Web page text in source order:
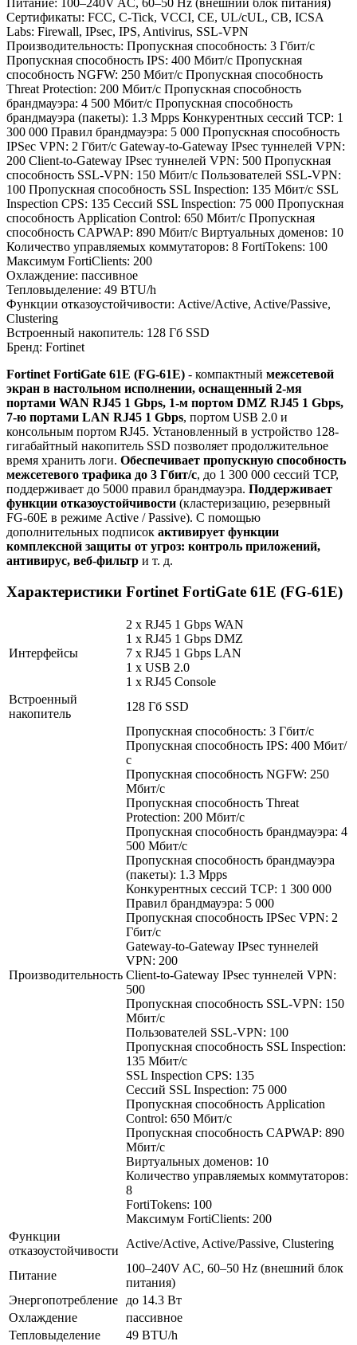
Сертификаты: FCC, C-Tick, VCCI, CE, UL/cUL, CB, ICSA
Labs: Firewall, IPsec, IPS, Antivirus, SSL-VPN
Производительность: Пропускная способность: 3 Гбит/с
Пропускная способность IPS: 400 Мбит/с Пропускная
способность NGFW: 250 Мбит/с Пропускная способность
Threat Protection: 200 Мбит/с Пропускная способность
брандмауэра: 4 500 Мбит/с Пропускная способность
брандмауэра (пакеты): 1.3 Mpps Конкурентных сессий TCP: 1
300 000 Правил брандмауэра: 5 000 Пропускная способность
IPSec VPN: 2 Гбит/с Gateway-to-Gateway IPsec туннелей VPN:
200 Client-to-Gateway IPsec туннелей VPN: 500 Пропускная
способность SSL-VPN: 150 Мбит/с Пользователей SSL-VPN:
100 Пропускная способность SSL Inspection: 135 Мбит/с SSL
Inspection CPS: 135 Сессий SSL Inspection: 75 000 Пропускная
способность Application Control: 650 Мбит/с Пропускная
способность CAPWAP: 890 Мбит/с Виртуальных доменов: 10
Количество управляемых коммутаторов: 8 FortiTokens: 100
Максимум FortiClients: 200
Охлаждение: пассивное
Тепловыделение: 49 BTU/h
Функции отказоустойчивости: Active/Active, Active/Passive,
Clustering
Встроенный накопитель: 128 Гб SSD
Бренд: Fortinet
Fortinet FortiGate 61E (FG-61E) - компактный межсетевой
экран в настольном исполнении, оснащенный 2-мя
портами WAN RJ45 1 Gbps, 1-м портом DMZ RJ45 1 Gbps,
7-ю портами LAN RJ45 1 Gbps, портом USB 2.0 и
консольным портом RJ45. Установленный в устройство 128-
гигабайтный накопитель SSD позволяет продолжительное
время хранить логи. Обеспечивает пропускную способность
межсетевого трафика до 3 Гбит/с, до 1 300 000 сессий TCP,
поддерживает до 5000 правил брандмауэра. Поддерживает
функции отказоустойчивости (кластеризацию, резервный
FG-60E в режиме Active / Passive). С помощью
дополнительных подписок активирует функции
комплексной защиты от угроз: контроль приложений,
антивирус, веб-фильтр и т. д.
Характеристики Fortinet FortiGate 61E (FG-61E)
Интерфейсы
2 x RJ45 1 Gbps WAN
1 x RJ45 1 Gbps DMZ
7 x RJ45 1 Gbps LAN
1 x USB 2.0
1 x RJ45 Console
Встроенный
накопитель
128 Гб SSD
Производительность
Пропускная способность: 3 Гбит/с
Пропускная способность IPS: 400 Мбит/
с
Пропускная способность NGFW: 250
Мбит/с
Пропускная способность Threat
Protection: 200 Мбит/с
Пропускная способность брандмауэра: 4
500 Мбит/с
Пропускная способность брандмауэра
(пакеты): 1.3 Mpps
Конкурентных сессий TCP: 1 300 000
Правил брандмауэра: 5 000
Пропускная способность IPSec VPN: 2
Гбит/с
Gateway-to-Gateway IPsec туннелей
VPN: 200
Client-to-Gateway IPsec туннелей VPN:
500
Пропускная способность SSL-VPN: 150
Мбит/с
Пользователей SSL-VPN: 100
Пропускная способность SSL Inspection:
135 Мбит/с
SSL Inspection CPS: 135
Сессий SSL Inspection: 75 000
Пропускная способность Application
Control: 650 Мбит/с
Пропускная способность CAPWAP: 890
Мбит/с
Виртуальных доменов: 10
Количество управляемых коммутаторов:
8
FortiTokens: 100
Максимум FortiClients: 200
Функции
отказоустойчивости
Active/Active, Active/Passive, Clustering
Питание
100–240V AC, 60–50 Hz (внешний блок
питания)
Энергопотребление
до 14.3 Вт
Охлаждение
пассивное
Тепловыделение
49 BTU/h